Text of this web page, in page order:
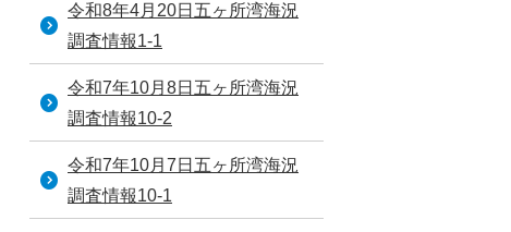
令和8年4月20日五ヶ所湾海況
調査情報1-1
令和7年10月8日五ヶ所湾海況
調査情報10-2
令和7年10月7日五ヶ所湾海況
調査情報10-1